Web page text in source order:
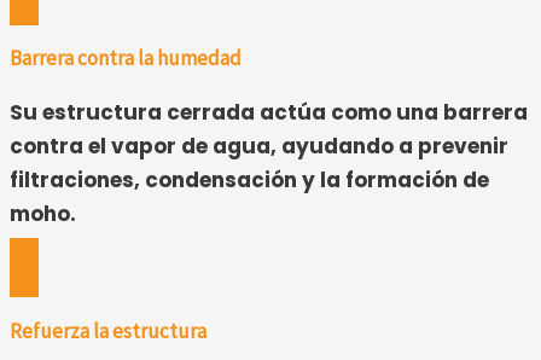
Barrera contra la humedad
Su estructura cerrada actúa como una barrera
contra el vapor de agua, ayudando a prevenir
filtraciones, condensación y la formación de
moho.
Refuerza la estructura